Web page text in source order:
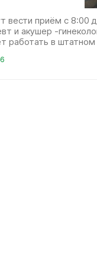
вести приём с 8:00
и акушер -
работать в